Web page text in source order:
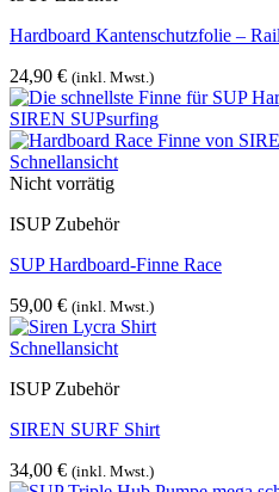
Hardboard Kantenschutzfolie –
24,90 € (inkl. Mwst.)
Schnellansicht
Nicht vorrätig
ISUP Zubehör
SUP Hardboard-Finne Race
59,00 € (inkl. Mwst.)
Schnellansicht
ISUP Zubehör
SIREN SURF Shirt
34,00 € (inkl. Mwst.)